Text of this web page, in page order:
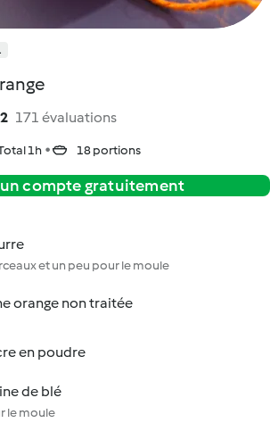
171 évaluations
1h 18 portions
un compte gratuitement
et un peu pour le moule
orange non traitée
en poudre
de blé
le moule